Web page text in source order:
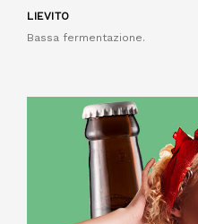
LIEVITO
Bassa fermentazione.